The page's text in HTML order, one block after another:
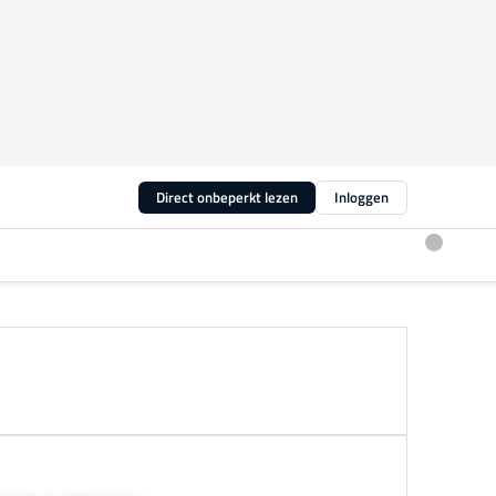
Direct onbeperkt lezen Inloggen